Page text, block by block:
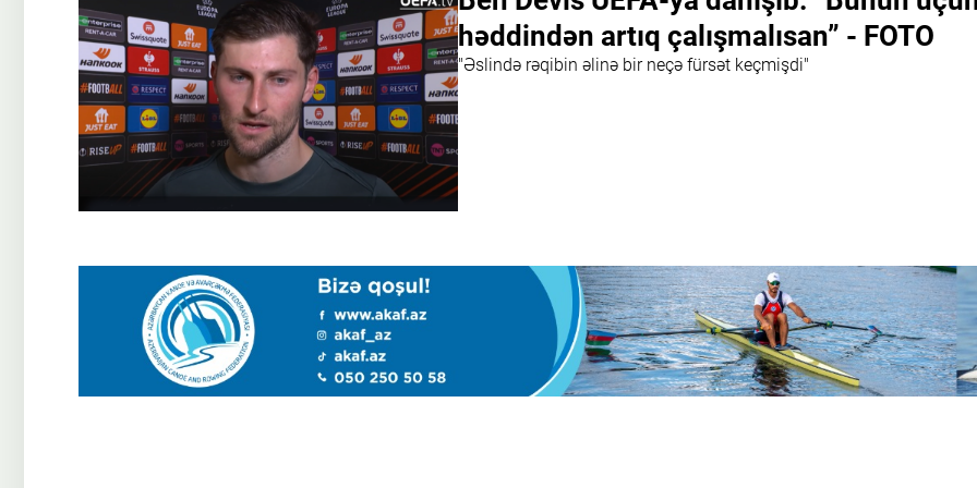
həddindən artıq çalışmalısan” - FOTO
"Əslində rəqibin əlinə bir neçə fürsət keçmişdi"